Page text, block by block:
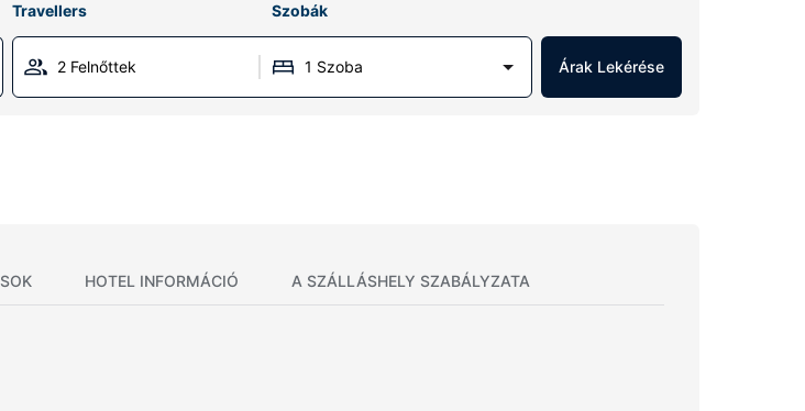
Travellers Szobák
2 Felnőttek 1 Szoba Árak Lekérése
HOTEL INFORMÁCIÓ A SZÁLLÁSHELY SZABÁLYZATA